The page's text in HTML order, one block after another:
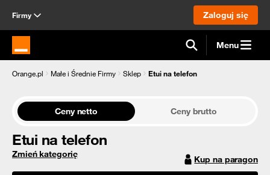
Firmy Zaloguj się
Strona główna Orange.pl Menu
Orange.pl Małe i Średnie Firmy Sklep Etui na telefon
Ceny netto Ceny brutto
Etui na telefon
Zmień kategorię Kup na paragon